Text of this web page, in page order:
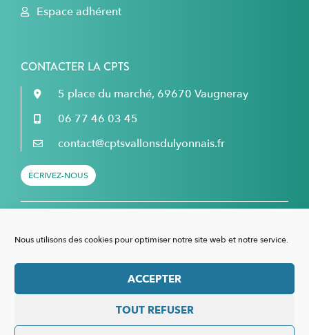
Nous utilisons des cookies pour optimiser notre site web et notre service.
ACCEPTER
TOUT REFUSER
Espace adhérent
CONTACTER LA CPTS
5 place du marché, 69670 Vaugneray
06 77 46 03 45
contact@cptsvallonsdulyonnais.fr
ÉCRIVEZ-NOUS
Mentions légales–Politique de confidentialité–Politique de cookies